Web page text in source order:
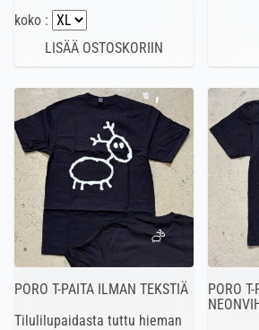
koko :
PORO T-PAITA ILMAN TEKSTIÄ
Tilulilupaidasta tuttu hieman
PORO